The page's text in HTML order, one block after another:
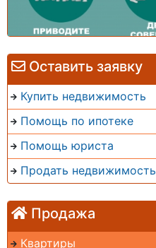
Оставить заявку
Купить недвижимость
Помощь по ипотеке
Помощь юриста
Продать недвижимость
Продажа
Квартиры